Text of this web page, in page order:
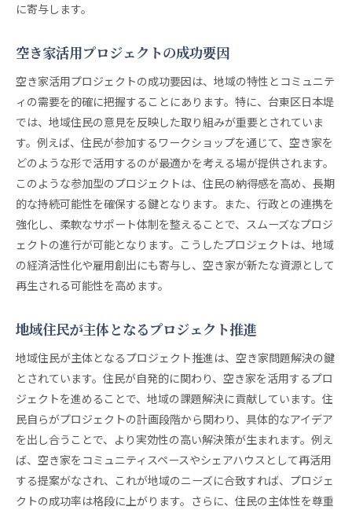
に寄与します。
空き家活用プロジェクトの成功要因
空き家活用プロジェクトの成功要因は、地域の特性とコミュニテ
ィの需要を的確に把握することにあります。特に、台東区日本堤
では、地域住民の意見を反映した取り組みが重要とされていま
す。例えば、住民が参加するワークショップを通じて、空き家を
どのような形で活用するのが最適かを考える場が提供されます。
このような参加型のプロジェクトは、住民の納得感を高め、長期
的な持続可能性を確保する鍵となります。また、行政との連携を
強化し、柔軟なサポート体制を整えることで、スムーズなプロジ
ェクトの進行が可能となります。こうしたプロジェクトは、地域
の経済活性化や雇用創出にも寄与し、空き家が新たな資源として
再生される可能性を高めます。
地域住民が主体となるプロジェクト推進
地域住民が主体となるプロジェクト推進は、空き家問題解決の鍵
とされています。住民が自発的に関わり、空き家を活用するプロ
ジェクトを進めることで、地域の課題解決に貢献しています。住
民自らがプロジェクトの計画段階から関わり、具体的なアイデア
を出し合うことで、より実効性の高い解決策が生まれます。例え
ば、空き家をコミュニティスペースやシェアハウスとして再活用
する提案がなされ、これが地域のニーズに合致すれば、プロジェ
クトの成功率は格段に上がります。さらに、住民の主体性を尊重